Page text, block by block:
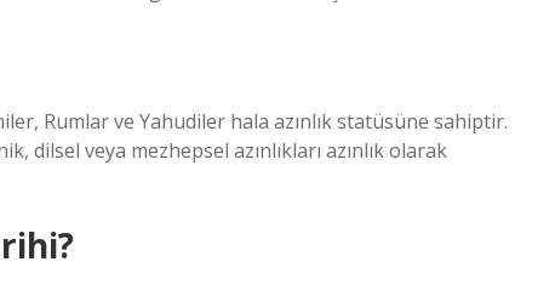
Rumlar ve Yahudiler hala azınlık statüsüne sahiptir.
dilsel veya mezhepsel azınlıkları azınlık olarak